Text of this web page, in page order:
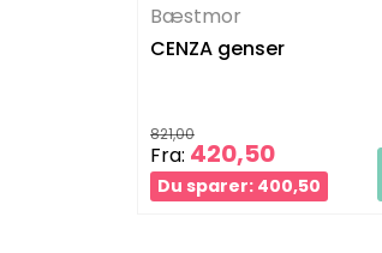
Bæstmor
CENZA genser
821,00
Fra: 420,50
Du sparer: 400,50